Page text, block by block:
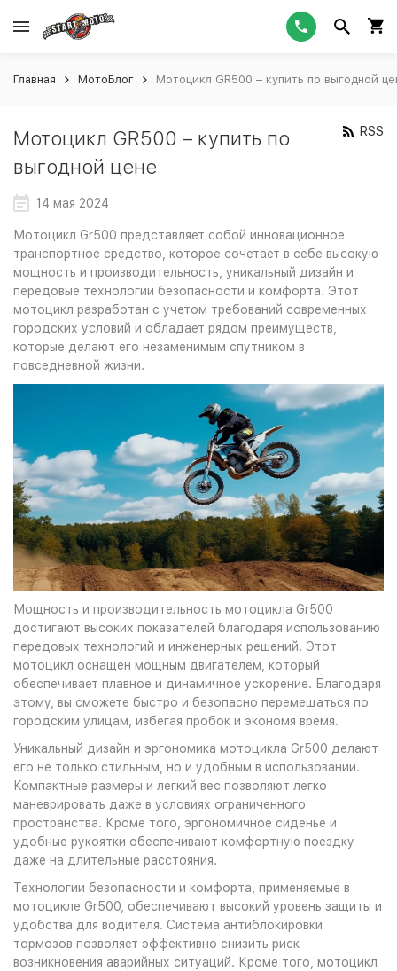
Главная МотоБлог Мотоцикл GR500 – купить по выгодной
Мотоцикл GR500 – купить по
выгодной цене
RSS
14 мая 2024
Мотоцикл Gr500 представляет собой инновационное
транспортное средство, которое сочетает в себе высокую
мощность и производительность, уникальный дизайн и
передовые технологии безопасности и комфорта. Этот
мотоцикл разработан с учетом требований современных
городских условий и обладает рядом преимуществ,
которые делают его незаменимым спутником в
повседневной жизни.
Мощность и производительность мотоцикла Gr500
достигают высоких показателей благодаря использованию
передовых технологий и инженерных решений. Этот
мотоцикл оснащен мощным двигателем, который
обеспечивает плавное и динамичное ускорение. Благодаря
этому, вы сможете быстро и безопасно перемещаться по
городским улицам, избегая пробок и экономя время.
Уникальный дизайн и эргономика мотоцикла Gr500 делают
его не только стильным, но и удобным в использовании.
Компактные размеры и легкий вес позволяют легко
маневрировать даже в условиях ограниченного
пространства. Кроме того, эргономичное сиденье и
удобные рукоятки обеспечивают комфортную поездку
даже на длительные расстояния.
Технологии безопасности и комфорта, применяемые в
мотоцикле Gr500, обеспечивают высокий уровень защиты и
удобства для водителя. Система антиблокировки
тормозов позволяет эффективно снизить риск
возникновения аварийных ситуаций. Кроме того, мотоцикл